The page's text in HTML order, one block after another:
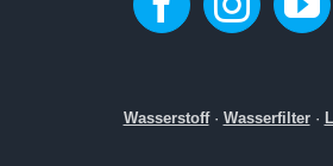
Wasserstoff· Wasserfilter·